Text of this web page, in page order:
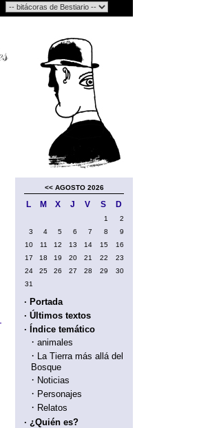
<< AGOSTO 2026
L M X J V S D
1
2
3
4 5 6 7 8
9
10
11 12 13 14 15
16
17
18 19 20 21 22
23
24
25 26 27 28 29
30
31
· Portada
· Últimos textos
· Índice temático
· animales
· La Tierra más allá del
Bosque
· Noticias
· Personajes
· Relatos
· ¿Quién es?